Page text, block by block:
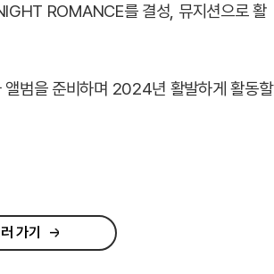
ROMANCE를 결성, 뮤지션으로 활
앨범을 준비하며 2024년 활발하게 활동할
가기